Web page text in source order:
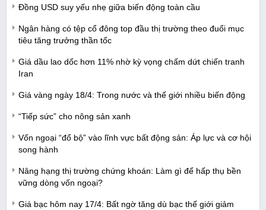
Đồng USD suy yếu nhẹ giữa biến động toàn cầu
Ngân hàng có tệp cổ đông top đầu thị trường theo đuổi mục
tiêu tăng trưởng thần tốc
Giá dầu lao dốc hơn 11% nhờ kỳ vọng chấm dứt chiến tranh
Iran
Giá vàng ngày 18/4: Trong nước và thế giới nhiều biến động
“Tiếp sức” cho nông sản xanh
Vốn ngoại “đổ bộ” vào lĩnh vực bất động sản: Áp lực và cơ hội
song hành
Nâng hạng thị trường chứng khoán: Làm gì để hấp thụ bền
vững dòng vốn ngoại?
Giá bạc hôm nay 17/4: Bất ngờ tăng dù bạc thế giới giảm